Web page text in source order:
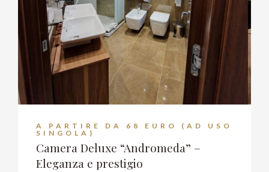
A PARTIRE DA 68 EURO (AD USO
SINGOLA)
Camera Deluxe “Andromeda” –
Eleganza e prestigio